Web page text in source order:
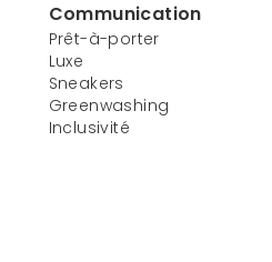
Communication
Prêt-à-porter
Luxe
Sneakers
Greenwashing
Inclusivité